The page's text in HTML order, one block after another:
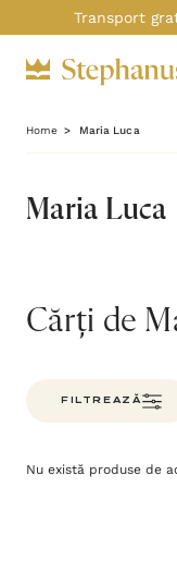
Transport
Home Maria Luca
Maria Luca
Cărți de
FILTREAZĂ
Nu există produse de